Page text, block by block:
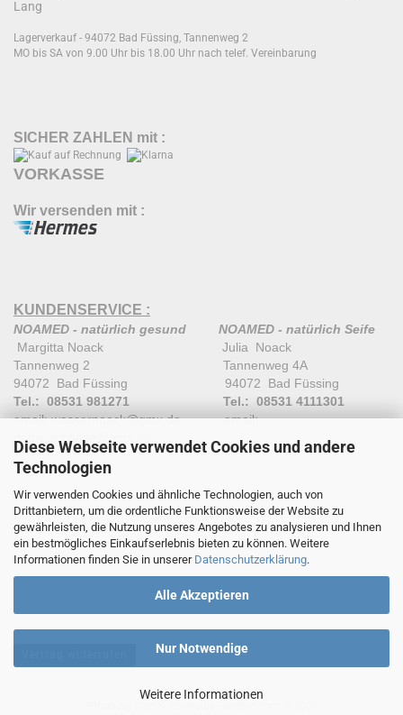
Diese Webseite verwendet Cookies und andere
Technologien
Wir verwenden Cookies und ähnliche Technologien, auch von
Drittanbietern, um die ordentliche Funktionsweise der Website zu
gewährleisten, die Nutzung unseres Angebotes zu analysieren und Ihnen
ein bestmögliches Einkaufserlebnis bieten zu können. Weitere
Informationen finden Sie in unserer Datenschutzerklärung.
Alle Akzeptieren
Nur Notwendige
Weitere Informationen
Lang
Lagerverkauf - 94072 Bad Füssing, Tannenweg 2
MO bis SA von 9.00 Uhr bis 18.00 Uhr nach telef. Vereinbarung
SICHER ZAHLEN mit :
VORKASSE
Wir versenden mit :
KUNDENSERVICE :
NOAMED - natürlich gesund
NOAMED - natürlich Seife
Margitta Noack Julia Noack
Tannenweg 2 Tannenweg 4A
94072 Bad Füssing 94072 Bad Füssing
Tel.: 08531 981271
Tel.: 08531 4111301
email: wassernoack@gmx.de email:
natuerlichseife@gmx.de